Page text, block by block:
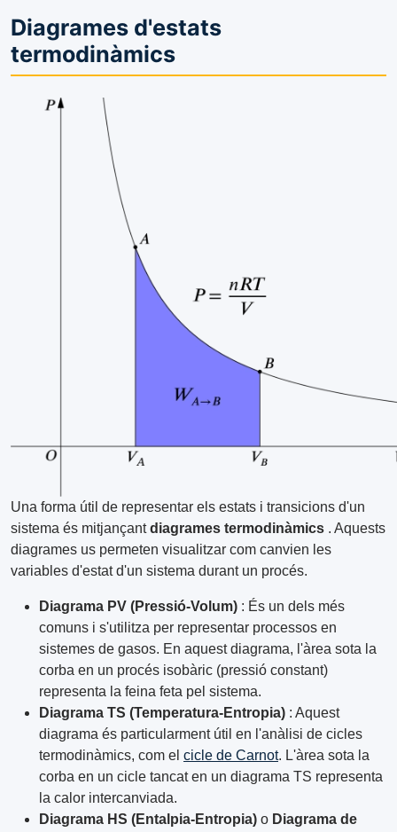
Diagrames d'estats
termodinàmics
Una forma útil de representar els estats i transicions d'un
sistema és mitjançantdiagrames termodinàmics . Aquests
diagrames us permeten visualitzar com canvien les
variables d'estat d'un sistema durant un procés.
Diagrama PV (Pressió-Volum) : És un dels més
comuns i s'utilitza per representar processos en
sistemes de gasos. En aquest diagrama, l'àrea sota la
corba en un procés isobàric (pressió constant)
representa la feina feta pel sistema.
Diagrama TS (Temperatura-Entropia) : Aquest
diagrama és particularment útil en l'anàlisi de cicles
termodinàmics, com el cicle de Carnot. L'àrea sota la
corba en un cicle tancat en un diagrama TS representa
la calor intercanviada.
Diagrama HS (Entalpia-Entropia) o Diagrama de